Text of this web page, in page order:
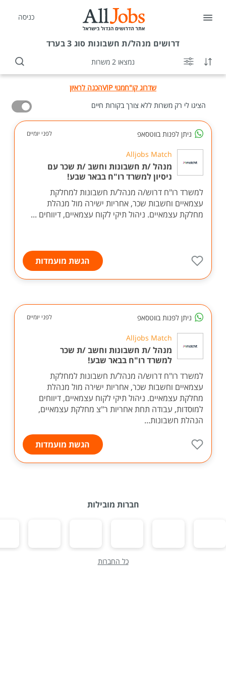
כניסה
דרושים מנהל/ת חשבונות סוג 3 בערד
נמצאו 2 משרות
שדרוג קו"חמנוי VIP
הכנה לראיון
הציגו לי רק משרות ללא צורך בקורות חיים
ניתן לפנות בווטסאפ לפני יומיים
Alljobs Match
מנהל /ת חשבונות וחשב /ת שכר עם
ניסיון למשרד רו"ח בבאר שבע!
למשרד רו"ח דרוש/ה מנהל/ת חשבונות למחלקת
עצמאיים וחשבות שכר, אחריות ישירה מול מנהלת
מחלקת עצמאיים. ניהול תיקי לקוח עצמאיים, דיווחים ...
הגשת מועמדות
ניתן לפנות בווטסאפ לפני יומיים
Alljobs Match
מנהל /ת חשבונות וחשב /ת שכר
למשרד רו"ח בבאר שבע!
למשרד רו"ח דרוש/ה מנהל/ת חשבונות למחלקת
עצמאיים וחשבות שכר, אחריות ישירה מול מנהלת
מחלקת עצמאיים. ניהול תיקי לקוח עצמאיים, דיווחים
למוסדות, עבודה תחת אחריות ר"צ מחלקת עצמאיים,
הנהלת חשבונות...
הגשת מועמדות
חברות מובילות
כל החברות